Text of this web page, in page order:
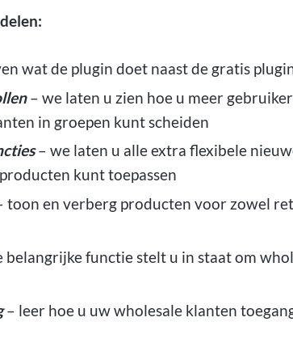
wat de plugin doet naast de gratis
– we laten u zien hoe u meer
in groepen kunt scheiden
– we laten u alle extra flexibele
kunt toepassen
en verberg producten voor zowel
belangrijke functie stelt u in staat om
– leer hoe u uw wholesale klanten